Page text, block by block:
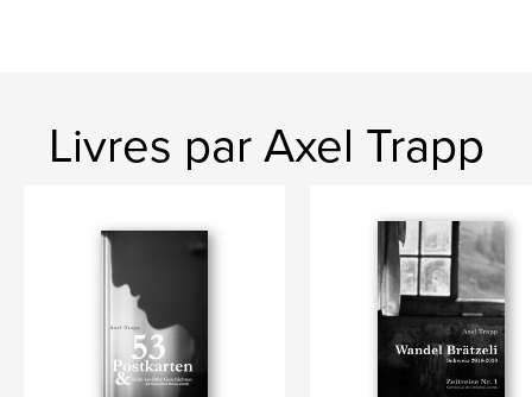
Livres par Axel Trapp